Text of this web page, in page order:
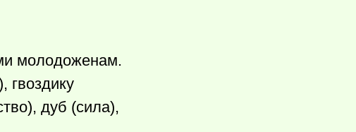
молодоженам.
гвоздику
дуб (сила),